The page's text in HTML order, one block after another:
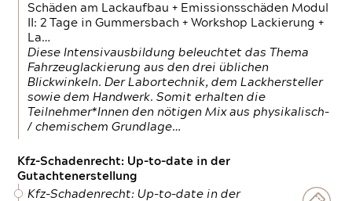
Schäden am Lackaufbau + Emissionsschäden Modul
II: 2 Tage in Gummersbach + Workshop Lackierung +
La…
Diese Intensivausbildung beleuchtet das Thema
Fahrzeuglackierung aus den drei üblichen
Blickwinkeln. Der Labortechnik, dem Lackhersteller
sowie dem Handwerk. Somit erhalten die
Teilnehmer*Innen den nötigen Mix aus physikalisch-
/ chemischem Grundlage…
Kfz-Schadenrecht: Up-to-date in der
Gutachtenerstellung
Kfz-Schadenrecht: Up-to-date in der